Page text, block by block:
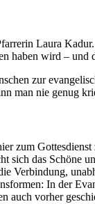
Laura
wird –
zur
man nie genug
zum
das Schöne
Verbindung,
In der
vorher